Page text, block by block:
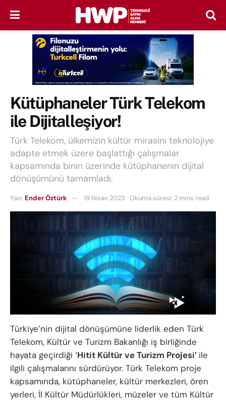
Kütüphaneler Türk Telekom
ile Dijitalleşiyor!
Türk Telekom, ülkemizin kültür mirasını teknolojiye
adapte etmek üzere başlattığı çalışmalar
kapsamında binin üzerinde kütüphanenin dijital
dönüşümünü tamamladı.
Yazı: Ender Öztürk 19 Nisan 2023 Okuma süresi: 2 mins read
Türkiye’nin dijital dönüşümüne liderlik eden Türk
Telekom, Kültür ve Turizm Bakanlığı iş birliğinde
hayata geçirdiği ‘Hitit Kültür ve Turizm Projesi’ ile
ilgili çalışmalarını sürdürüyor. Türk Telekom proje
kapsamında, kütüphaneler, kültür merkezleri, ören
yerleri, İl Kültür Müdürlükleri, müzeler ve tüm Kültür